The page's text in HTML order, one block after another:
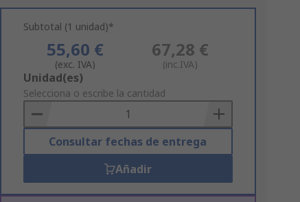
Subtotal (1 unidad)*
55,60 €
(exc. IVA)
67,28 €
(inc.IVA)
Add
to
Basket
Unidad(es)
Selecciona o escribe la cantidad
Consultar fechas de entrega
Añadir